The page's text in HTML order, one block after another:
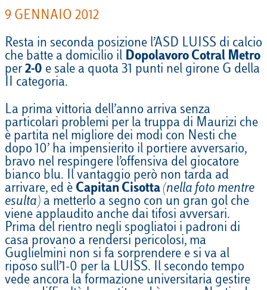
9 GENNAIO 2012
Resta in seconda posizione l’ASD LUISS di calcio
che batte a domicilio il Dopolavoro Cotral Metro
per2-0 e sale a quota 31 punti nel girone G della
II categoria.
La prima vittoria dell’anno arriva senza
particolari problemi per la truppa di Maurizi che
è partita nel migliore dei modi con Nesti che
dopo 10’ ha impensierito il portiere avversario,
bravo nel respingere l’offensiva del giocatore
bianco blu. Il vantaggio però non tarda ad
arrivare, ed è Capitan Cisotta (nella foto mentre
esulta) a metterlo a segno con un gran gol che
viene applaudito anche dai tifosi avversari.
Prima del rientro negli spogliatoi i padroni di
casa provano a rendersi pericolosi, ma
Guglielmini non si fa sorprendere e si va al
riposo sull’1-0 per la LUISS. Il secondo tempo
vede ancora la formazione universitaria gestire